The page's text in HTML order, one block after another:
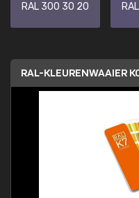
RAL 300 30 20
RAL-KLEURENWAAIER